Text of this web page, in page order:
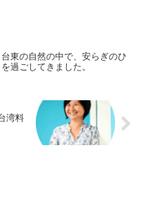
東の自然の中で、安らぎのひ
過ごしてきました。
湾料